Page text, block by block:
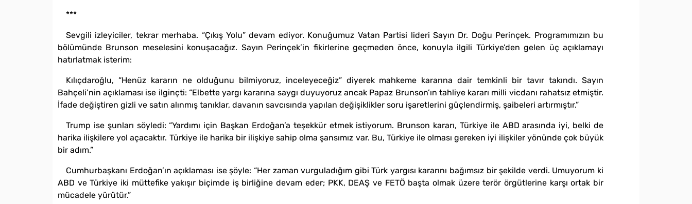
***
Sevgili izleyiciler, tekrar merhaba. “Çıkış Yolu” devam ediyor. Konuğumuz Vatan Partisi lideri Sayın Dr. Doğu Perinçek. Programımızın bu
bölümünde Brunson meselesini konuşacağız. Sayın Perinçek’in fikirlerine geçmeden önce, konuyla ilgili Türkiye’den gelen üç açıklamayı
hatırlatmak isterim:
Kılıçdaroğlu, “Henüz kararın ne olduğunu bilmiyoruz, inceleyeceğiz” diyerek mahkeme kararına dair temkinli bir tavır takındı. Sayın
Bahçeli’nin açıklaması ise ilginçti: “Elbette yargı kararına saygı duyuyoruz ancak Papaz Brunson’ın tahliye kararı milli vicdanı rahatsız etmiştir.
İfade değiştiren gizli ve satın alınmış tanıklar, davanın savcısında yapılan değişiklikler soru işaretlerini güçlendirmiş, şaibeleri artırmıştır.”
Trump ise şunları söyledi: “Yardımı için Başkan Erdoğan’a teşekkür etmek istiyorum. Brunson kararı, Türkiye ile ABD arasında iyi, belki de
harika ilişkilere yol açacaktır. Türkiye ile harika bir ilişkiye sahip olma şansımız var. Bu, Türkiye ile olması gereken iyi ilişkiler yönünde çok büyük
bir adım.”
Cumhurbaşkanı Erdoğan’ın açıklaması ise şöyle: “Her zaman vurguladığım gibi Türk yargısı kararını bağımsız bir şekilde verdi. Umuyorum ki
ABD ve Türkiye iki müttefike yakışır biçimde iş birliğine devam eder; PKK, DEAŞ ve FETÖ başta olmak üzere terör örgütlerine karşı ortak bir
mücadele yürütür.”